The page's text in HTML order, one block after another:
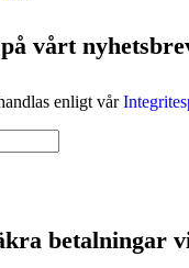
vårt
enligt vår
betalningar